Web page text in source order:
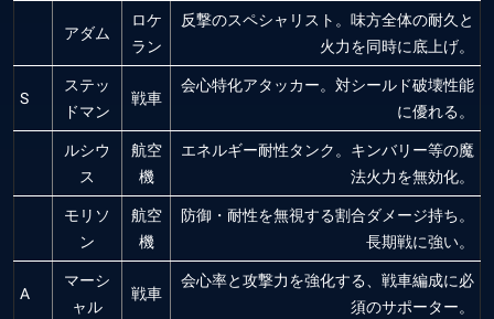
アダム
ロケ
ラン
反撃のスペシャリスト。味方全体の耐久と
火力を同時に底上げ。
S
ステッ
ドマン
戦車
会心特化アタッカー。対シールド破壊性能
に優れる。
ルシウ
ス
航空
機
エネルギー耐性タンク。キンバリー等の魔
法火力を無効化。
モリソ
ン
航空
機
防御・耐性を無視する割合ダメージ持ち。
長期戦に強い。
A
マーシ
ャル
戦車
会心率と攻撃力を強化する、戦車編成に必
須のサポーター。